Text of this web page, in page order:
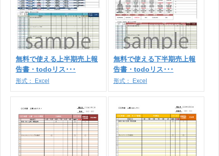
無料で使える上半期売上報
告書・todoリス･･･
形式： Excel
無料で使える下半期売上報
告書・todoリス･･･
形式： Excel